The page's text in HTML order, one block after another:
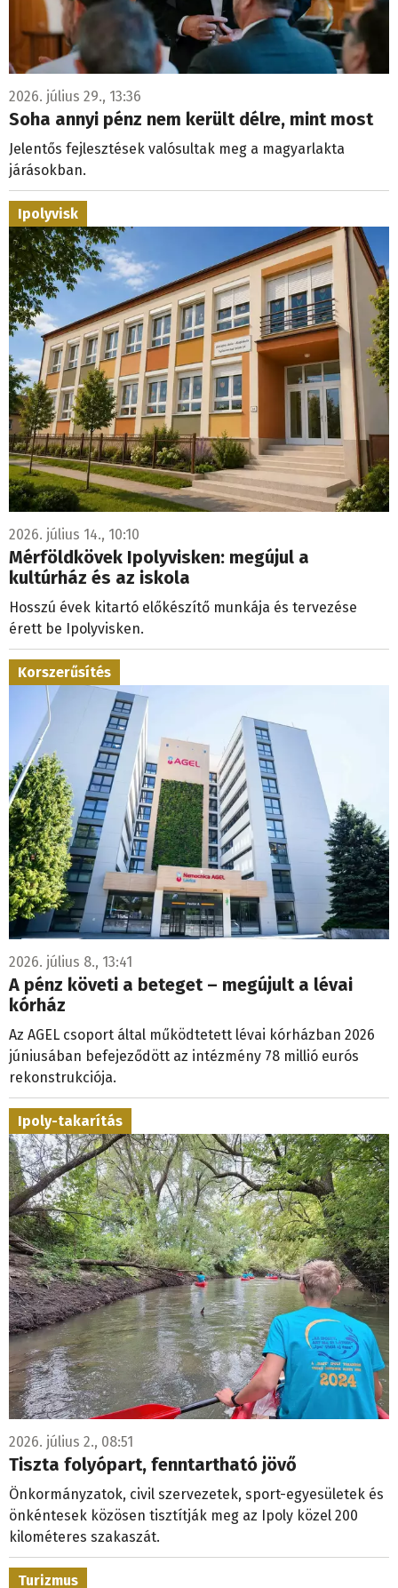
2026. július 29., 13:36
Soha annyi pénz nem került délre, mint most
Jelentős fejlesztések valósultak meg a magyarlakta
járásokban.
Ipolyvisk
2026. július 14., 10:10
Mérföldkövek Ipolyvisken: megújul a
kultúrház és az iskola
Hosszú évek kitartó előkészítő munkája és tervezése
érett be Ipolyvisken.
Korszerűsítés
2026. július 8., 13:41
A pénz követi a beteget – megújult a lévai
kórház
Az AGEL csoport által működtetett lévai kórházban 2026
júniusában befejeződött az intézmény 78 millió eurós
rekonstrukciója.
Ipoly-takarítás
2026. július 2., 08:51
Tiszta folyópart, fenntartható jövő
Önkormányzatok, civil szervezetek, sport-egyesületek és
önkéntesek közösen tisztítják meg az Ipoly közel 200
kilométeres szakaszát.
Turizmus